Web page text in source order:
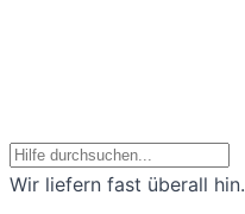
Wir liefern fast überall hin.